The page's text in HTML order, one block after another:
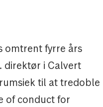
omtrent fyrre års
direktør i Calvert
til at tredoble
of conduct for